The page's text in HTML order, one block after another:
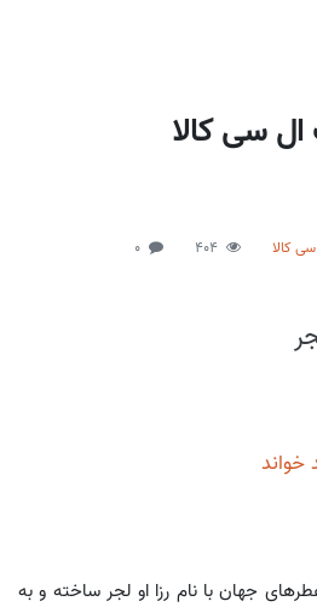
ال سی کالا
کالا 404
0
عطرهای جهان با نام رزا او لجر ساخته و به